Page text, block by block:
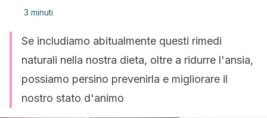
3 minuti
Se includiamo abitualmente questi rimedi
naturali nella nostra dieta, oltre a ridurre l'ansia,
possiamo persino prevenirla e migliorare il
nostro stato d'animo